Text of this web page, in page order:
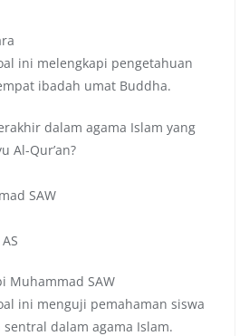
ini melengkapi pengetahuan
ibadah umat Buddha.
dalam agama Islam yang
Al-Qur’an?
SAW
Muhammad SAW
ini menguji pemahaman siswa
dalam agama Islam.